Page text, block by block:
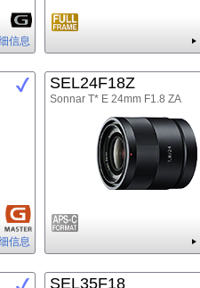
信息
信息
SEL24F18Z
Sonnar T* E 24mm F1.8 ZA
SEL35F18